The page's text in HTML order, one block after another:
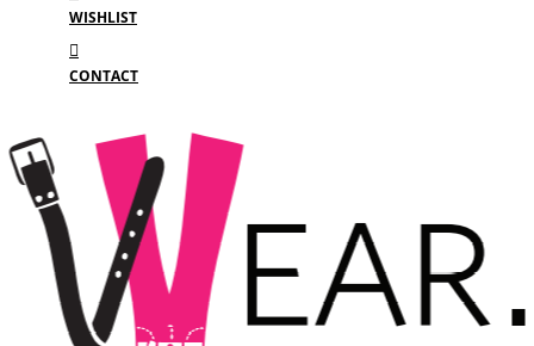
WISHLIST
CONTACT
Meniu
MENIU
Categorii
Branduri